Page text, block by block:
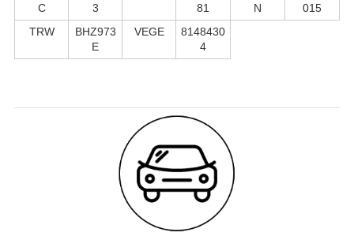
C
3
81
N
015
TRW
BHZ973
E
VEGE
8148430
4